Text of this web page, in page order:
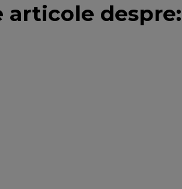
articole despre: